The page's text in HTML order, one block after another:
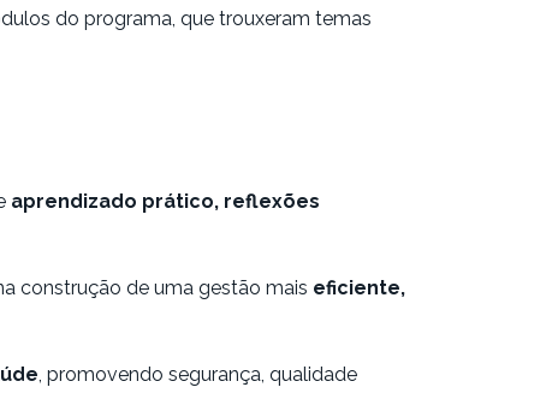
do programa, que trouxeram temas
aprendizado prático, reflexões
construção de uma gestão mais eficiente,
, promovendo segurança, qualidade